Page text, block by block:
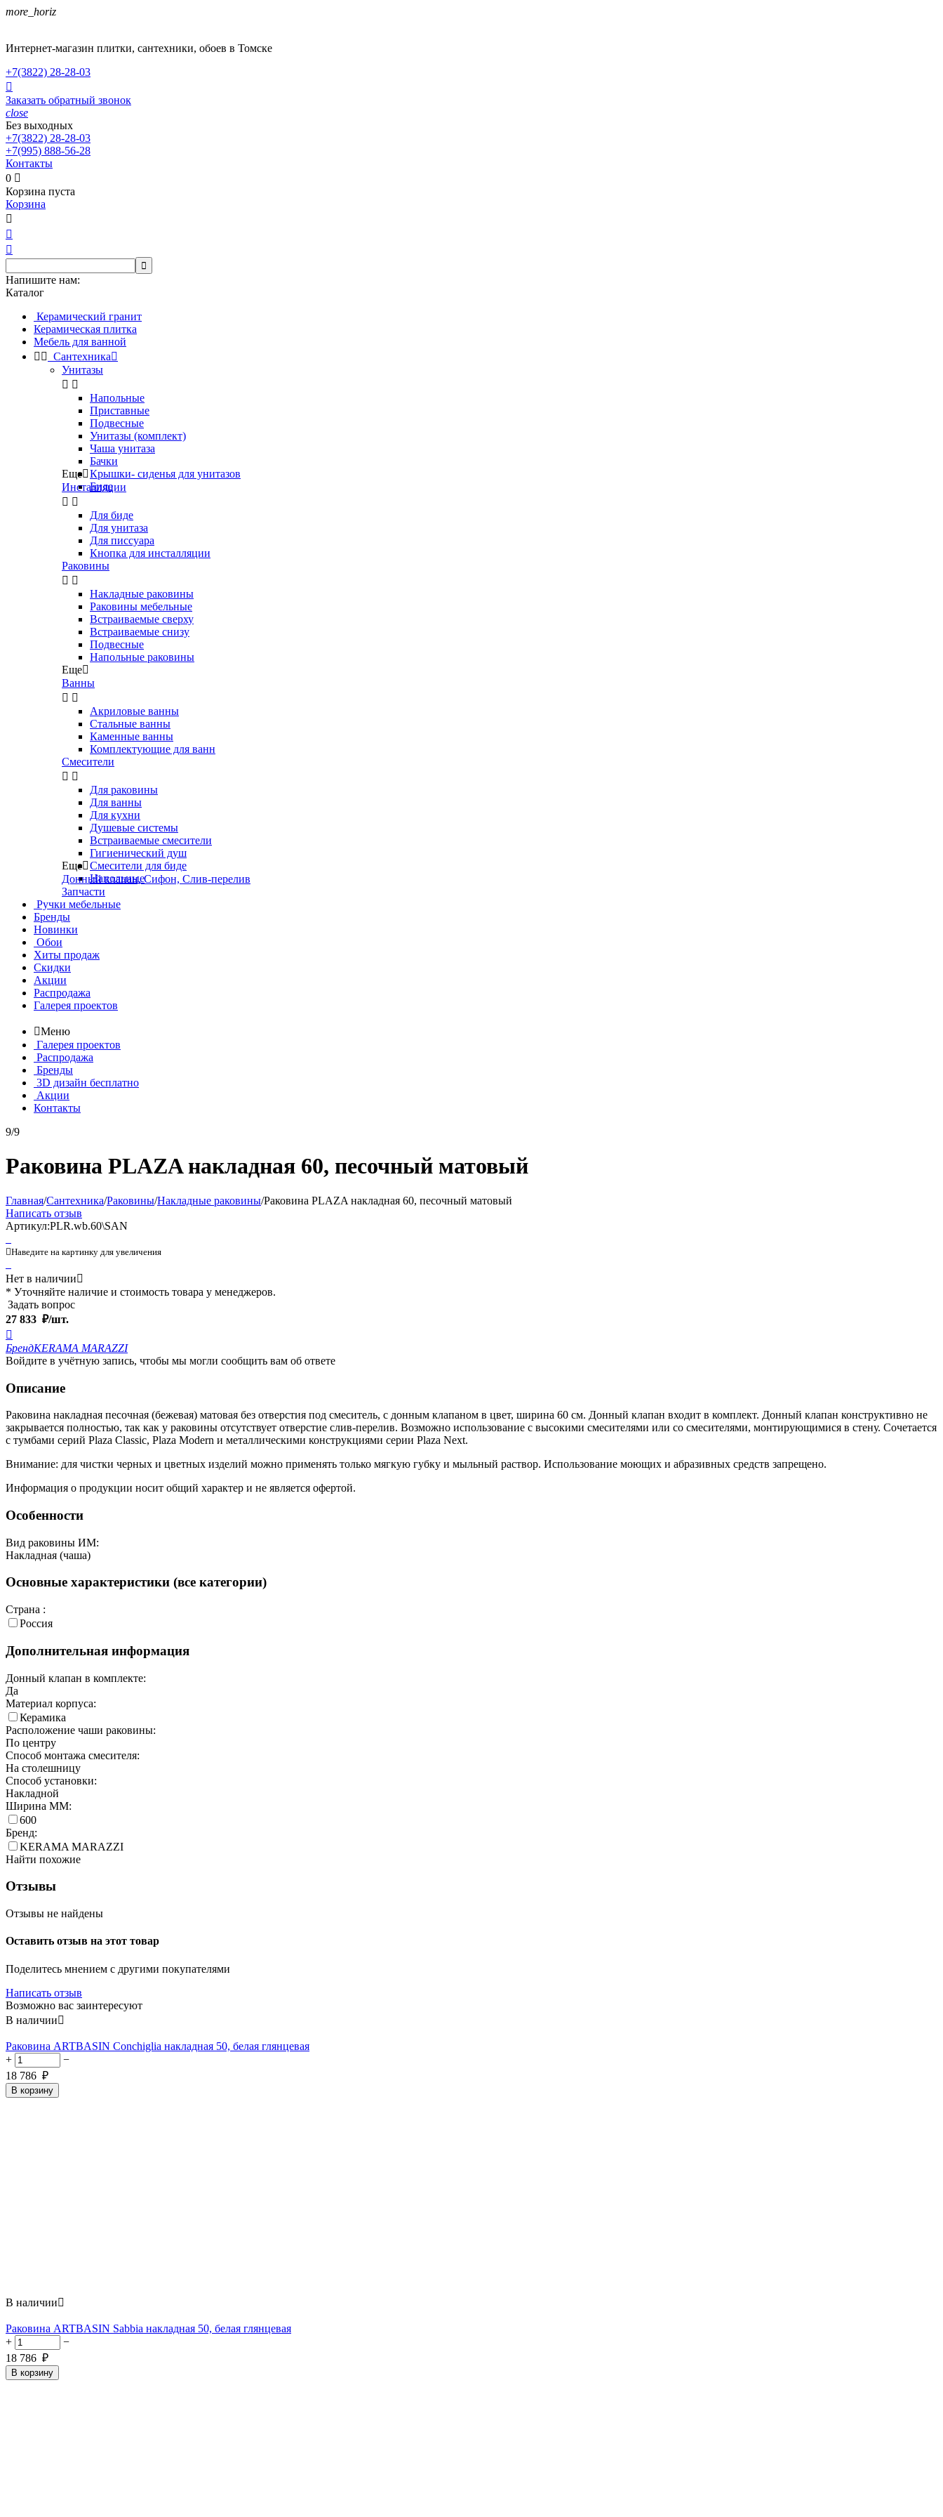
more_horiz
Интернет-магазин плитки, сантехники, обоев в Томске
+7(3822) 28-28-03

Заказать обратный звонок
close
Без выходных
+7(3822) 28-28-03
+7(995) 888-56-28
Контакты
0 
Корзина пуста
Корзина




Напишите нам:
Каталог
Керамический гранит
Керамическая плитка
Мебель для ванной
  Сантехника
Унитазы
 
Напольные
Приставные
Подвесные
Унитазы (комплект)
Чаша унитаза
Бачки
Крышки- сиденья для унитазов
Биде
Еще
Инсталляции
 
Для биде
Для унитаза
Для писсуара
Кнопка для инсталляции
Раковины
 
Накладные раковины
Раковины мебельные
Встраиваемые сверху
Встраиваемые снизу
Подвесные
Напольные раковины
Еще
Ванны
 
Акриловые ванны
Стальные ванны
Каменные ванны
Комплектующие для ванн
Смесители
 
Для раковины
Для ванны
Для кухни
Душевые системы
Встраиваемые смесители
Гигиенический душ
Смесители для биде
Напольные
Еще
Донный клапан, Сифон, Слив-перелив
Запчасти
Ручки мебельные
Бренды
Новинки
Обои
Хиты продаж
Скидки
Акции
Распродажа
Галерея проектов
Меню
Галерея проектов
Распродажа
Бренды
3D дизайн бесплатно
Акции
Контакты
9/9
Раковина PLAZA накладная 60, песочный матовый
Главная/Сантехника/Раковины/Накладные раковины/Раковина PLAZA накладная 60, песочный матовый
Написать отзыв
Артикул:PLR.wb.60\SAN
Наведите на картинку для увеличения
Нет в наличии
* Уточняйте наличие и стоимость товара у менеджеров.
Задать вопрос
27 833 ₽/шт.

БрендKERAMA MARAZZI
Войдите в учётную запись, чтобы мы могли сообщить вам об ответе
Описание
Раковина накладная песочная (бежевая) матовая без отверстия под смеситель, с донным клапаном в цвет, ширина 60 см. Донный клапан входит в комплект. Донный клапан конструктивно не
закрывается полностью, так как у раковины отсутствует отверстие слив-перелив. Возможно использование с высокими смесителями или со смесителями, монтирующимися в стену. Сочетается
с тумбами серий Plaza Classic, Plaza Modern и металлическими конструкциями серии Plaza Next.
Внимание: для чистки черных и цветных изделий можно применять только мягкую губку и мыльный раствор. Использование моющих и абразивных средств запрещено.
Информация о продукции носит общий характер и не является офертой.
Особенности
Вид раковины ИМ:
Накладная (чаша)
Основные характеристики (все категории)
Страна :
Россия
Дополнительная информация
Донный клапан в комплекте:
Да
Материал корпуса:
Керамика
Расположение чаши раковины:
По центру
Способ монтажа смесителя:
На столешницу
Способ установки:
Накладной
Ширина ММ:
600
Бренд:
KERAMA MARAZZI
Найти похожие
Отзывы
Отзывы не найдены
Оставить отзыв на этот товар
Поделитесь мнением с другими покупателями
Написать отзыв
Возможно вас заинтересуют
В наличии
Раковина ARTBASIN Conchiglia накладная 50, белая глянцевая
+
−
18 786 ₽
В корзину
В наличии
Раковина ARTBASIN Sabbia накладная 50, белая глянцевая
+
−
18 786 ₽
В корзину